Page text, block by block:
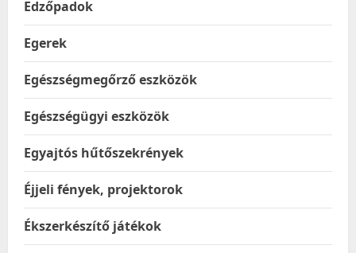
Edzőpadok
Egerek
Egészségmegőrző eszközök
Egészségügyi eszközök
Egyajtós hűtőszekrények
Éjjeli fények, projektorok
Ékszerkészítő játékok